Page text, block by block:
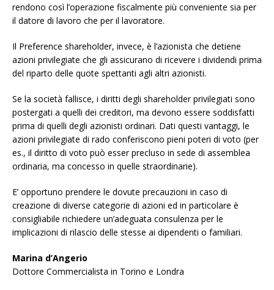
rendono così l’operazione fiscalmente più conveniente sia per
il datore di lavoro che per il lavoratore.
Il Preference shareholder, invece, è l’azionista che detiene
azioni privilegiate che gli assicurano di ricevere i dividendi prima
del riparto delle quote spettanti agli altri azionisti.
Se la società fallisce, i diritti degli shareholder privilegiati sono
postergati a quelli dei creditori, ma devono essere soddisfatti
prima di quelli degli azionisti ordinari. Dati questi vantaggi, le
azioni privilegiate di rado conferiscono pieni poteri di voto (per
es., il diritto di voto può esser precluso in sede di assemblea
ordinaria, ma concesso in quelle straordinarie).
E’ opportuno prendere le dovute precauzioni in caso di
creazione di diverse categorie di azioni ed in particolare è
consigliabile richiedere un’adeguata consulenza per le
implicazioni di rilascio delle stesse ai dipendenti o familiari.
Marina d’Angerio
Dottore Commercialista in Torino e Londra